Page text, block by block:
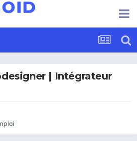
| Intégrateur